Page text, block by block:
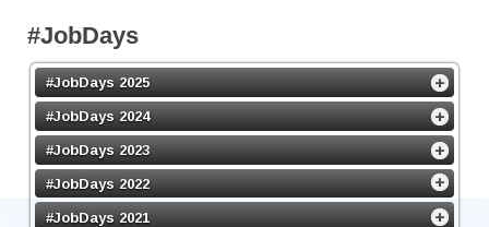
#JobDays
#JobDays 2025
#JobDays 2024
#JobDays 2023
#JobDays 2022
#JobDays 2021